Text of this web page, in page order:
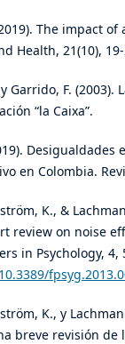
The impact
Health, 21(10),
Garrido, F.
“la Caixa”.
en Colombia.
K., &
review on noise
in Psychology, 4,
K., y
breve revisión de